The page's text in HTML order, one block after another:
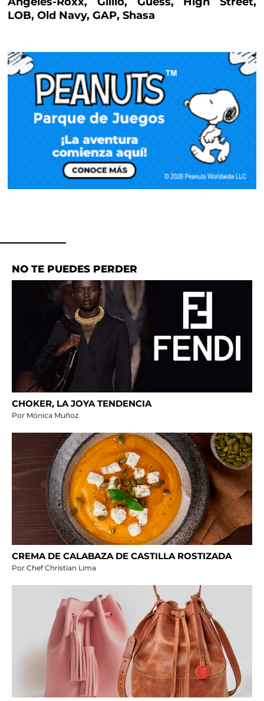
LOB, Old Navy, GAP, Shasa
NO TE PUEDES PERDER
CHOKER, LA JOYA TENDENCIA
Por Mónica Muñoz
CREMA DE CALABAZA DE CASTILLA ROSTIZADA
Por Chef Christian Lima